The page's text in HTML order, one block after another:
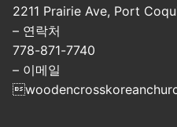
2211 Prairie Ave, Port
– 연락처
778-871-7740
– 이메일